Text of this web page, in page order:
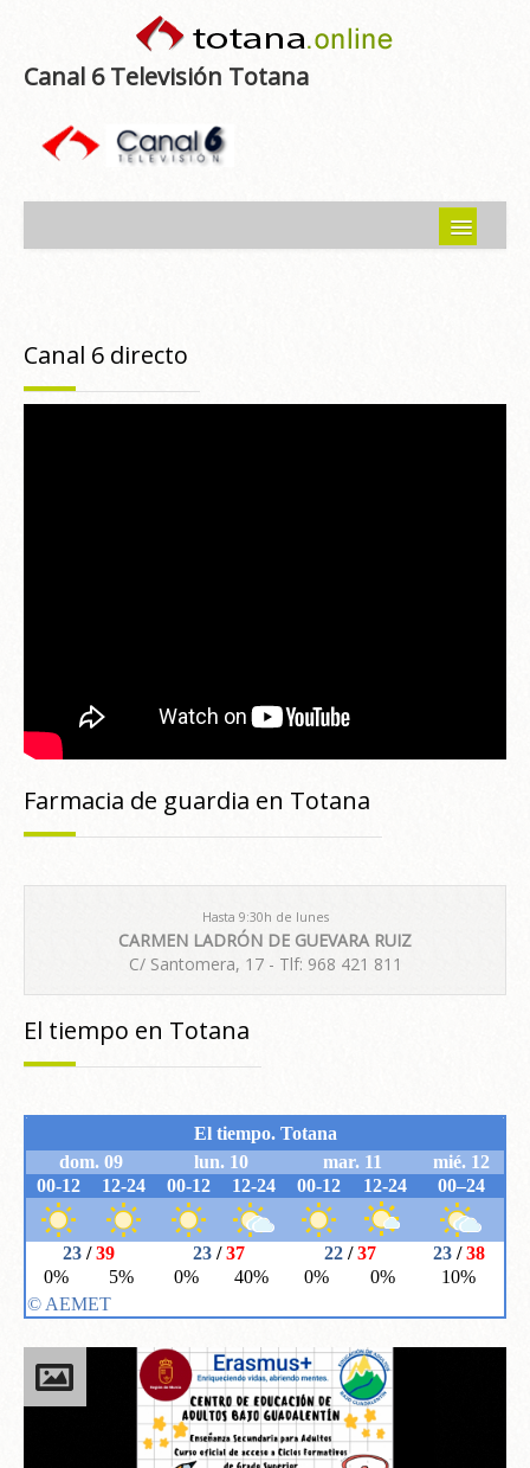
Canal 6 Televisión Totana
Programas emitidos
Canal 6 directo
Farmacia de guardia en Totana
Hasta 9:30h de lunes
CARMEN LADRÓN DE GUEVARA RUIZ
C/ Santomera, 17 - Tlf: 968 421 811
El tiempo en Totana